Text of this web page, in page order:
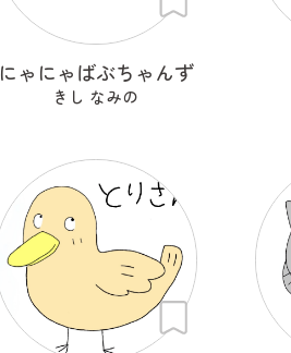
にゃにゃばぶちゃんず
きし なみの